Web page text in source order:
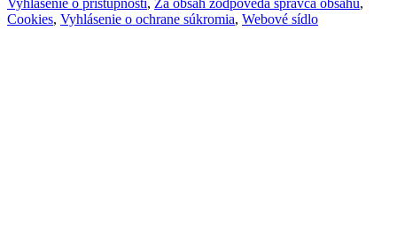
Cookies, Vyhlásenie o ochrane súkromia, Webové sídlo